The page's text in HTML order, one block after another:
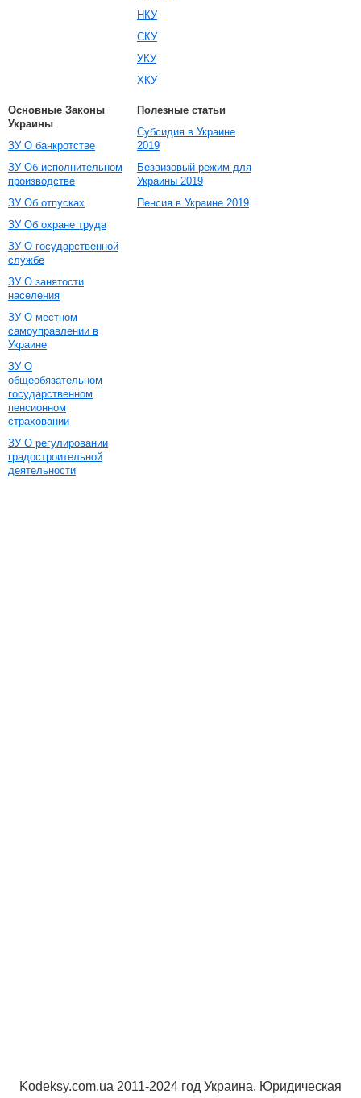
НКУ
СКУ
УКУ
ХКУ
Основные Законы
Украины
ЗУ О банкротстве
ЗУ Об исполнительном
производстве
ЗУ Об отпусках
ЗУ Об охране труда
ЗУ О государственной
службе
ЗУ О занятости
населения
ЗУ О местном
самоуправлении в
Украине
ЗУ О
общеобязательном
государственном
пенсионном
страховании
ЗУ О регулировании
градостроительной
деятельности
Полезные статьи
Субсидия в Украине
2019
Безвизовый режим для
Украины 2019
Пенсия в Украине 2019
Kodeksy.com.ua 2011-2024 год Украина. Юридическая